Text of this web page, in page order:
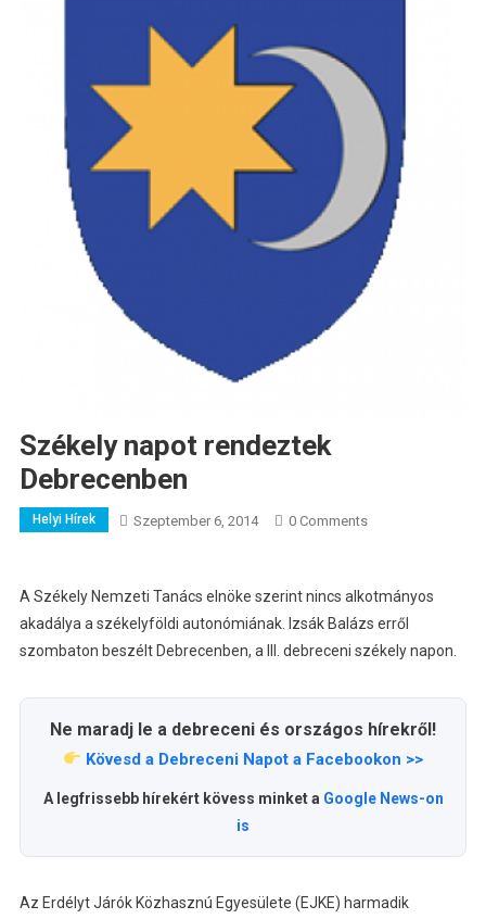
Székely napot rendeztek
Debrecenben
Helyi Hírek Szeptember 6, 2014 0 Comments
A Székely Nemzeti Tanács elnöke szerint nincs alkotmányos
akadálya a székelyföldi autonómiának. Izsák Balázs erről
szombaton beszélt Debrecenben, a III. debreceni székely napon.
Ne maradj le a debreceni és országos hírekről!
Kövesd a Debreceni Napot a Facebookon >>
A legfrissebb hírekért kövess minket a Google News-on
is
Az Erdélyt Járók Közhasznú Egyesülete (EJKE) harmadik